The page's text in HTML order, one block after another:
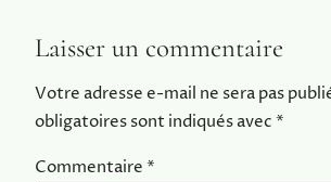
Laisser un commentaire
Votre adresse e-mail ne sera pas
obligatoires sont indiqués avec*
Commentaire*